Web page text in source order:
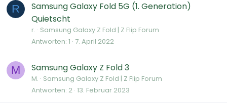
R
Samsung Galaxy Fold 5G (1. Generation)
Quietscht
r. Samsung Galaxy Z Fold | Z Flip Forum
Antworten 1 7. April 2022
M Samsung Galaxy Z Fold 3
M. Samsung Galaxy Z Fold | Z Flip Forum
Antworten 2 13. Februar 2023